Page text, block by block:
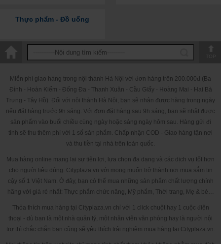
Thực phẩm - Đồ uống
Miễn phí giao hàng trong nội thành Hà Nội với đơn hàng trên 200.000đ (Ba
Đình - Hoàn Kiếm - Đống Đa - Thanh Xuân - Cầu Giấy - Hoàng Mai - Hai Bà
Trưng - Tây Hồ). Đối với nội thành Hà Nội, bạn sẽ nhận được hàng trong ngày
nếu đặt hàng trước 9h sáng. Với đơn đặt hàng sau 9h sáng, bạn sẽ nhật được
sản phẩm vào buổi chiều cùng ngày hoặc sáng ngày hôm sau. Hàng gửi đi
tỉnh sẽ thu thêm phí với 1 số sản phẩm. Chấp nhận COD - Giao hàng tận nơi
và thu tiền tại nhà trên toàn quốc.
Mua hàng online mang lại sự tiện lợi, lựa chọn đa dạng và các dịch vụ tốt hơn
cho người tiêu dùng. Cityplaza.vn với mong muốn trở thành nơi mua sắm tin
cậy số 1 Việt Nam. Ở đây, bạn có thể mua những sản phẩm chất lượng chính
hãng với giá rẻ nhất: Thực phẩm chức năng, Mỹ phẩm, Thời trang, Mẹ & bé…
Thỏa thích mua hàng tại Cityplaza.vn chỉ với 1 click chuột hay 1 cuộc điện
thoại - dù bạn là một nhà quản lý, một nhân viên văn phòng hay là người nội
trợ thì chắc chắn bạn cũng sẽ yêu thích trải nghiệm mua hàng tại Cityplaza.vn.